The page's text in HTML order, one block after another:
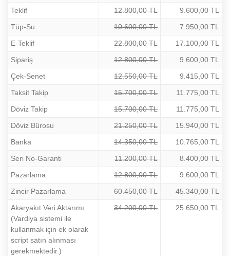
Teklif
12.800,00 TL
9.600,00 TL
Tüp-Su
10.600,00 TL
7.950,00 TL
E-Teklif
22.800,00 TL
17.100,00 TL
Sipariş
12.800,00 TL
9.600,00 TL
Çek-Senet
12.550,00 TL
9.415,00 TL
Taksit Takip
15.700,00 TL
11.775,00 TL
Döviz Takip
15.700,00 TL
11.775,00 TL
Döviz Bürosu
21.250,00 TL
15.940,00 TL
Banka
14.350,00 TL
10.765,00 TL
Seri No-Garanti
11.200,00 TL
8.400,00 TL
Pazarlama
12.800,00 TL
9.600,00 TL
Zincir Pazarlama
60.450,00 TL
45.340,00 TL
Akaryakıt Veri Aktarımı
(Vardiya sistemi ile
kullanmak için ek olarak
script satın alınması
gerekmektedir.)
34.200,00 TL 25.650,00 TL